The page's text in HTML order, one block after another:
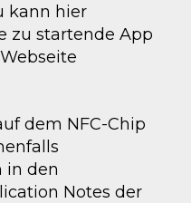
kann hier
zu startende App
dem NFC-Chip
in den
Notes der